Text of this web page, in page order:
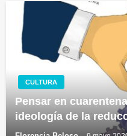
CULTURA
Pensar en
ideología de la